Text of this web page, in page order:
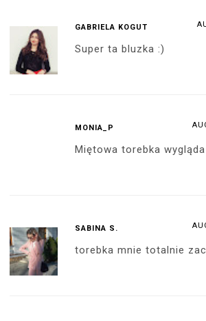
GABRIELA KOGUT
Super ta bluzka :)
MONIA_P
Miętowa torebka wygląda
SABINA S.
torebka mnie totalnie